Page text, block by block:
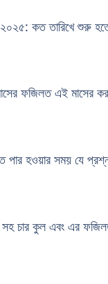
কত তারিখে শুরু
ফজিলত এই মাসের
পার হওয়ার সময় যে
সহ চার কুল এবং এর